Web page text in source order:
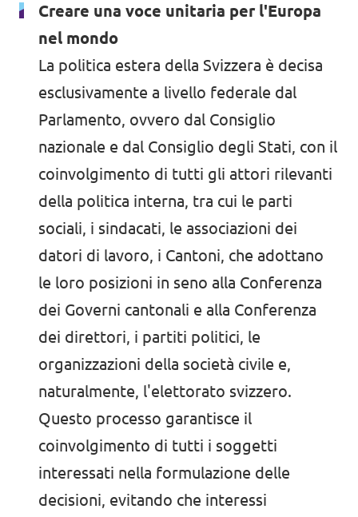
Partecipare
Contatto
Posizioni aperte
Trasparenza
Impronta
Creare una voce unitaria per l'Europa
nel mondo
La politica estera della Svizzera è decisa
esclusivamente a livello federale dal
Parlamento, ovvero dal Consiglio
nazionale e dal Consiglio degli Stati, con il
coinvolgimento di tutti gli attori rilevanti
della politica interna, tra cui le parti
sociali, i sindacati, le associazioni dei
datori di lavoro, i Cantoni, che adottano
le loro posizioni in seno alla Conferenza
dei Governi cantonali e alla Conferenza
dei direttori, i partiti politici, le
organizzazioni della società civile e,
naturalmente, l'elettorato svizzero.
Questo processo garantisce il
coinvolgimento di tutti i soggetti
interessati nella formulazione delle
decisioni, evitando che interessi